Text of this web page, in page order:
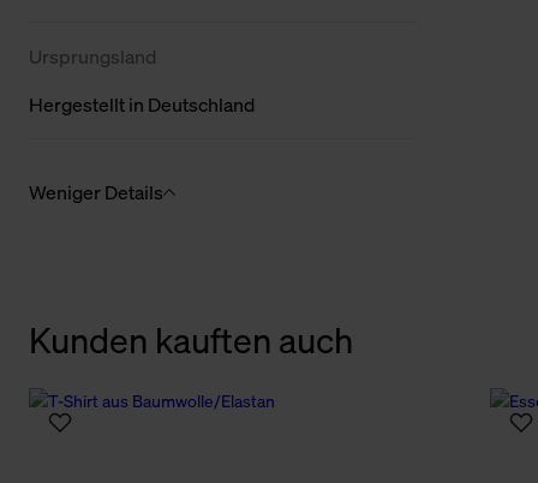
Ursprungsland
Hergestellt in Deutschland
Weniger Details
Kunden kauften auch